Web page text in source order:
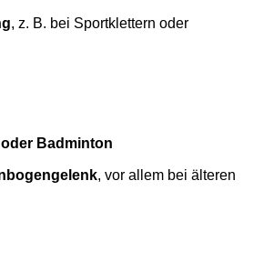
, z. B. bei Sportklettern oder
Badminton
, vor allem bei älteren